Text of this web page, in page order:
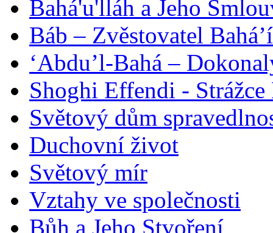
Bahá'u'lláh a Jeho
Báb – Zvěstovatel
‘Abdu’l-Bahá –
Shoghi Effendi -
Světový dům
Duchovní život
Světový mír
Vztahy ve společnosti
Bůh a Jeho Stvoření